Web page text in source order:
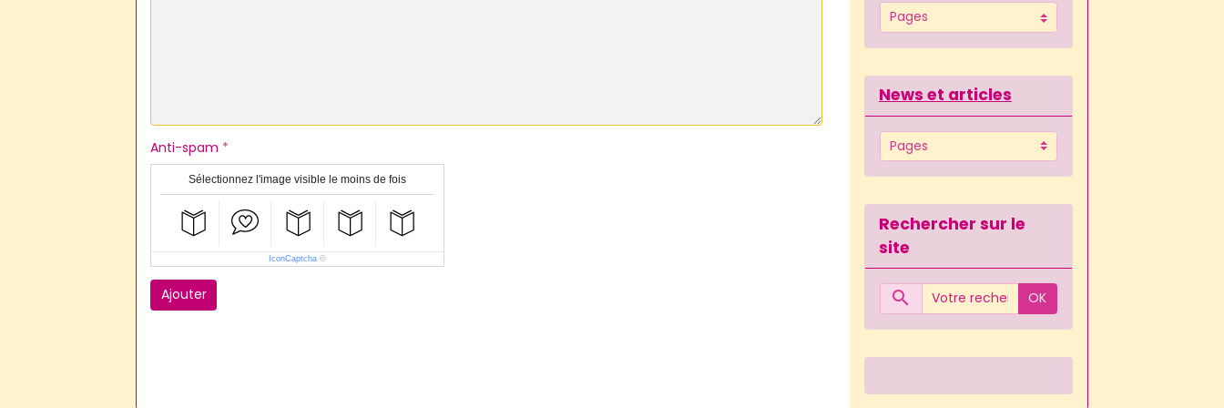
Anti-spam
Sélectionnez l'image visible le moins de fois
IconCaptcha ©
Ajouter
News et articles
Rechercher sur le
site
OK